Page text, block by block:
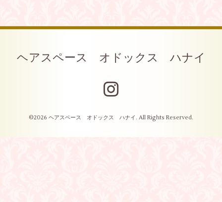
ヘアスペース オドックス ハナイ
©2026 ヘアスペース オドックス ハナイ . All Rights Reserved.